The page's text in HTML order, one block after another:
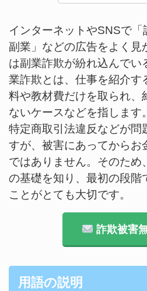
インターネットやSNSで「
副業」などの広告をよく見
は副業詐欺が紛れ込んでい
業詐欺とは、仕事を紹介す
料や教材費だけを取られ、
ないケースなどを指します
特定商取引法違反などが問
すが、被害にあってからお
ではありません。そのため
の基礎を知り、最初の段階
ことがとても大切です。
詐欺被害
用語の説明